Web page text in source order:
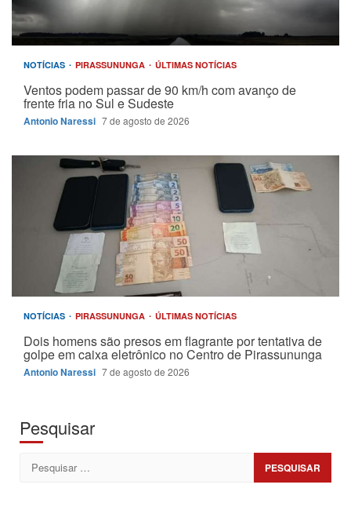
NOTÍCIAS PIRASSUNUNGA ÚLTIMAS NOTÍCIAS
Ventos podem passar de 90 km/h com avanço de
frente fria no Sul e Sudeste
Antonio Naressi 7 de agosto de 2026
NOTÍCIAS PIRASSUNUNGA ÚLTIMAS NOTÍCIAS
Dois homens são presos em flagrante por tentativa de
golpe em caixa eletrônico no Centro de Pirassununga
Antonio Naressi 7 de agosto de 2026
Pesquisar
Pesquisar